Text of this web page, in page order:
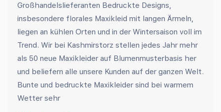
Großhandelslieferanten Bedruckte Designs,
insbesondere florales Maxikleid mit langen Ärmeln,
liegen an kühlen Orten und in der Wintersaison voll im
Trend. Wir bei Kashmirstorz stellen jedes Jahr mehr
als 50 neue Maxikleider auf Blumenmusterbasis her
und beliefern alle unsere Kunden auf der ganzen Welt.
Bunte und bedruckte Maxikleider sind bei warmem
Wetter sehr